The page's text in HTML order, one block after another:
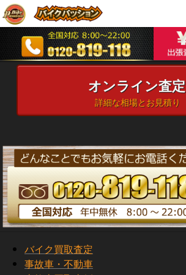
オンライン査定
詳細な相場とお見積り
バイク買取査定
事故車・不動車